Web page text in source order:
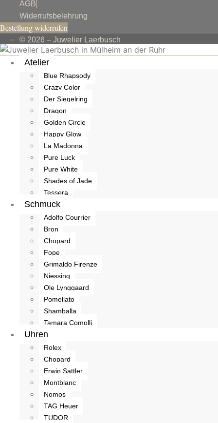
AGB
Widerrufsbelehrung
Bestellung widerrufen
© 2026 – Juwelier Laerbusch
Atelier
Blue Rhapsody
Crazy Color
Der Siegelring
Dragon
Golden Circle
Happy Glow
La Madonna
Pure Luck
Pure White
Shades of Jade
Tessera
Schmuck
Adolfo Courrier
Bron
Chopard
Fope
Grimaldo Firenze
Niessing
Ole Lynggaard
Pomellato
Shamballa
Tamara Comolli
Uhren
Rolex
Chopard
Erwin Sattler
Montblanc
Nomos
TAG Heuer
TUDOR